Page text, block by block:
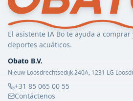
El asistente IA Bo te ayuda a comprar
deportes acuáticos.
Obato B.V.
Nieuw-Loosdrechtsedijk 240A, 1231 LG
+31 85 065 00 55
Contáctenos